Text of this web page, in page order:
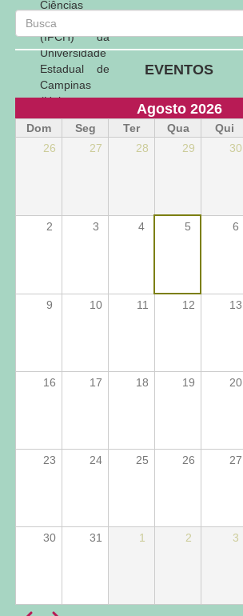
Ciências
Humanas
(IFCH) da
Universidade
Estadual de
Campinas
(Unicamp –
2015-2018).
Mestrando
pelo
Membro,
desde 2018,
Pensamento
Político
Publicações
Busca
Busca
EVENTOS
Agosto 2026
Dom Seg Ter Qua Qui
26
27 28 29 30
2 3 4 5 6
9 10 11 12 13
16 17 18 19 20
23 24 25 26 27
30 31 1 2 3